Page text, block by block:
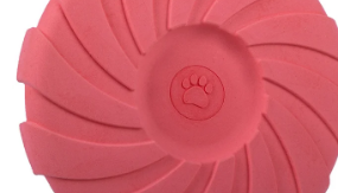
hvězdiček.